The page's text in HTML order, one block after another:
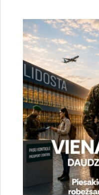
Vai šī